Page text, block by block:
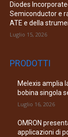
Diodes
Semiconductor e
ATE e della
Luglio 15, 2026
PRODOTTI
Melexis amplia
bobina singola
Luglio 16, 2026
OMRON
applicazioni di